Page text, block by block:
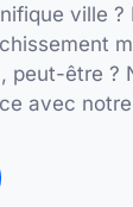
ville ?
peut-être ?
avec